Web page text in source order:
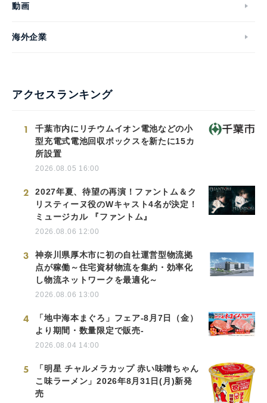
動画
海外企業
アクセスランキング
1
千葉市内にリチウムイオン電池などの小
型充電式電池回収ボックスを新たに15カ
所設置
2026.08.05 16:00
2
2027年夏、待望の再演！ファントム＆ク
リスティーヌ役のWキャスト4名が決定！
ミュージカル 『ファントム』
2026.08.06 12:00
3
神奈川県厚木市に初の自社運営型物流拠
点が稼働～住宅資材物流を集約・効率化
し物流ネットワークを最適化～
2026.08.06 13:00
4
「地中海本まぐろ」フェア-8月7日（金）
より期間・数量限定で販売-
2026.08.04 14:00
5
「明星 チャルメラカップ 赤い味噌ちゃん
こ味ラーメン」2026年8月31日(月)新発
売